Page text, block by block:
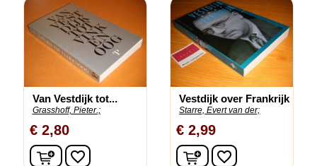
Van Vestdijk tot...
Grasshoff, Pieter.;
€ 2,80
In winkelwagen
favorite_border
Vestdijk over Frankrijk
Starre, Evert van der;
€ 2,99
In winkelwagen
favorite_border